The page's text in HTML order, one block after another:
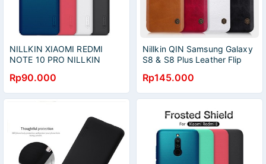
NILLKIN XIAOMI REDMI
NOTE 10 PRO NILLKIN
Rp90.000
Nillkin QIN Samsung Galaxy
S8 & S8 Plus Leather Flip
Rp145.000